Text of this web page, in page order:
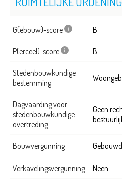
G(ebouw)-score B
P(erceel)-score B
Stedenbouwkundige
bestemming
Dagvaarding voor
stedenbouwkundige
overtreding
Geen
Bouwvergunning
Verkavelingsvergunning Neen